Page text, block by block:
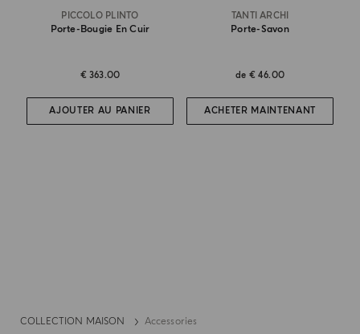
PICCOLO PLINTO
Porte-Bougie En Cuir
€ 363.00
AJOUTER AU PANIER
TANTI ARCHI
Porte-Savon
de € 46.00
ACHETER MAINTENANT
COLLECTION MAISON Accessories